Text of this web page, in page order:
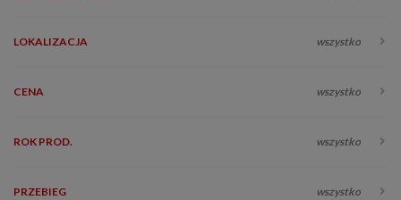
LOKALIZACJA wszystko
CENA wszystko
ROK PROD. wszystko
PRZEBIEG wszystko